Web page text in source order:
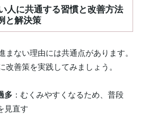
人に共通する習慣と改善方法
と解決策
まない理由には共通点があります。
改善策を実践してみましょう。
多 ：むくみやすくなるため、普段
見直す